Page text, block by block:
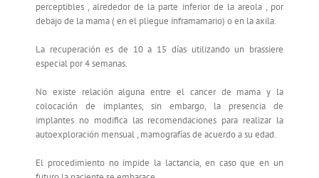
perceptibles , alrededor de la parte inferior de la areola , por
debajo de la mama ( en el pliegue inframamario) o en la axila.
La recuperación es de 10 a 15 días utilizando un brassiere
especial por 4 semanas.
No existe relación alguna entre el cancer de mama y la
colocación de implantes, sin embargo, la presencia de
implantes no modifica las recomendaciones para realizar la
autoexploración mensual , mamografías de acuerdo a su edad.
El procedimiento no impide la lactancia, en caso que en un